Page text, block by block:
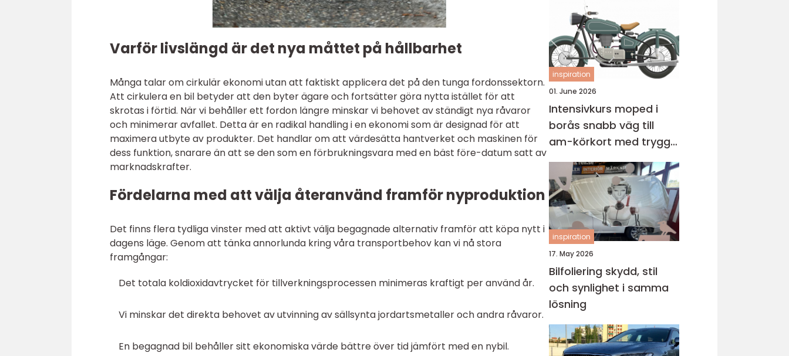
Varför livslängd är det nya måttet på hållbarhet
Många talar om cirkulär ekonomi utan att faktiskt applicera det på den tunga fordonssektorn.
Att cirkulera en bil betyder att den byter ägare och fortsätter göra nytta istället för att
skrotas i förtid. När vi behåller ett fordon längre minskar vi behovet av ständigt nya råvaror
och minimerar avfallet. Detta är en radikal handling i en ekonomi som är designad för att
maximera utbyte av produkter. Det handlar om att värdesätta hantverket och maskinen för
dess funktion, snarare än att se den som en förbrukningsvara med en bäst före-datum satt av
marknadskrafter.
Fördelarna med att välja återanvänd framför nyproduktion
Det finns flera tydliga vinster med att aktivt välja begagnade alternativ framför att köpa nytt i
dagens läge. Genom att tänka annorlunda kring våra transportbehov kan vi nå stora
framgångar:
Det totala koldioxidavtrycket för tillverkningsprocessen minimeras kraftigt per använd år.
Vi minskar det direkta behovet av utvinning av sällsynta jordartsmetaller och andra råvaror.
En begagnad bil behåller sitt ekonomiska värde bättre över tid jämfört med en nybil.
inspiration
01. June 2026
Intensivkurs moped i
borås snabb väg till
am-körkort med trygg
grund
inspiration
17. May 2026
Bilfoliering skydd, stil
och synlighet i samma
lösning